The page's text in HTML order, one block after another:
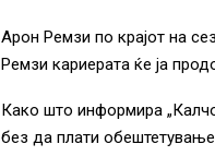
Арон Ремзи по крајот на
Ремзи кариерата ќе ја
Како што информира
без да плати